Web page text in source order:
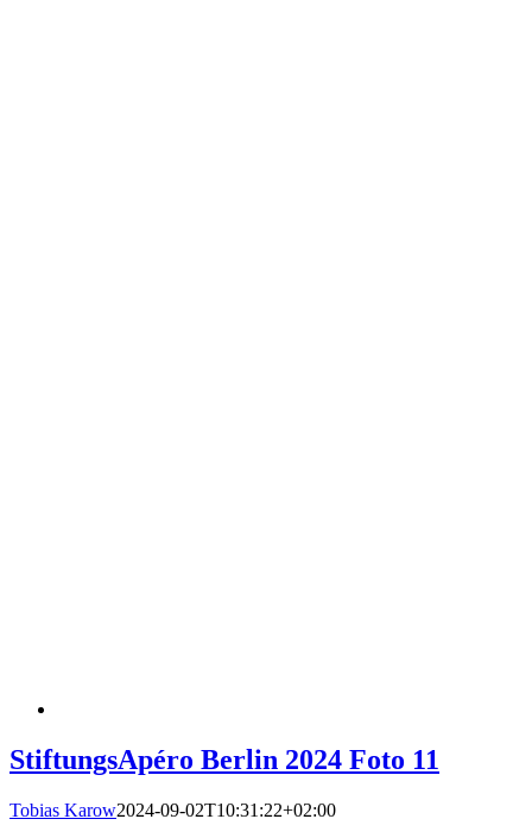
StiftungsApéro Berlin 2024 Foto 11
Tobias Karow2024-09-02T10:31:22+02:00